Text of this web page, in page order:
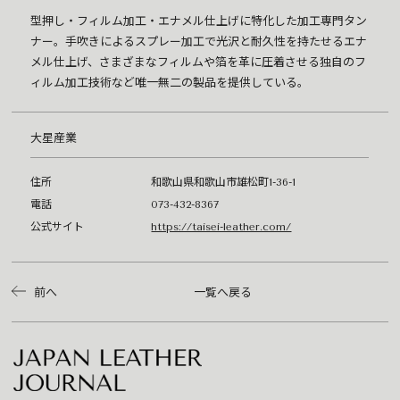
型押し・フィルム加工・エナメル仕上げに特化した加工専門タン
ナー。手吹きによるスプレー加工で光沢と耐久性を持たせるエナ
メル仕上げ、さまざまなフィルムや箔を革に圧着させる独自のフ
ィルム加工技術など唯一無二の製品を提供している。
大星産業
住所
和歌山県和歌山市雄松町1-36-1
電話
073-432-8367
公式サイト
https://taisei-leather.com/
前へ 一覧へ戻る